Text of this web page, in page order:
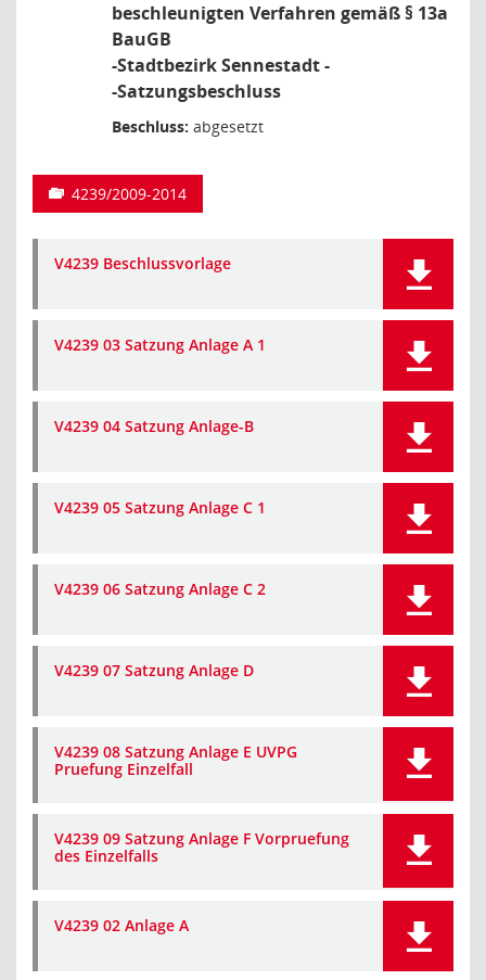
beschleunigten Verfahren gemäß § 13a
BauGB
-Stadtbezirk Sennestadt -
-Satzungsbeschluss
Beschluss: abgesetzt
4239/2009-2014
V4239 Beschlussvorlage
V4239 03 Satzung Anlage A 1
V4239 04 Satzung Anlage-B
V4239 05 Satzung Anlage C 1
V4239 06 Satzung Anlage C 2
V4239 07 Satzung Anlage D
V4239 08 Satzung Anlage E UVPG
Pruefung Einzelfall
V4239 09 Satzung Anlage F Vorpruefung
des Einzelfalls
V4239 02 Anlage A